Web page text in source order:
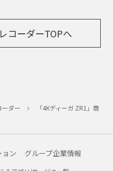
コーダーTOPへ
ーダー
「4Kディーガ ZR1」商
ン グループ企業情報